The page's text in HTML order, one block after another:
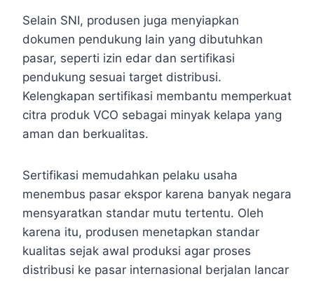
Selain SNI, produsen juga menyiapkan
dokumen pendukung lain yang dibutuhkan
pasar, seperti izin edar dan sertifikasi
pendukung sesuai target distribusi.
Kelengkapan sertifikasi membantu memperkuat
citra produk VCO sebagai minyak kelapa yang
aman dan berkualitas.
Sertifikasi memudahkan pelaku usaha
menembus pasar ekspor karena banyak negara
mensyaratkan standar mutu tertentu. Oleh
karena itu, produsen menetapkan standar
kualitas sejak awal produksi agar proses
distribusi ke pasar internasional berjalan lancar